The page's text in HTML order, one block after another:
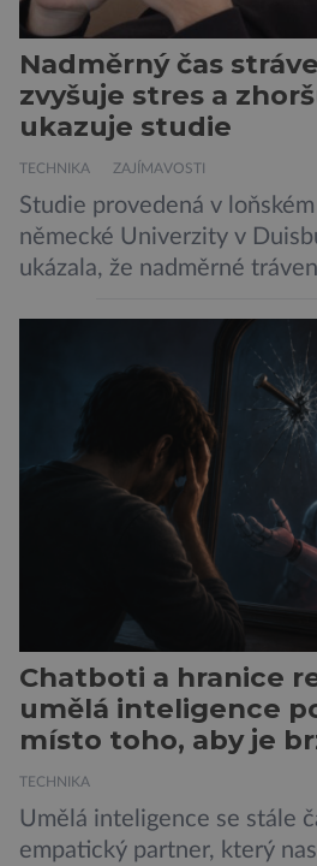
Nadměrný čas
zvyšuje stres a
ukazuje studie
TECHNIKA ZAJÍMAVOSTI
Studie provedená v
německé Univerzity v
ukázala, že nadměrné
vede k zanedbávání
se jí 900 dospělých
posledním roce alespoň
her, sledování pornografie,
sítí […]
Chatboti a hranice
umělá inteligence
místo toho, aby je
TECHNIKA
Umělá inteligence se stále
empatický partner, který